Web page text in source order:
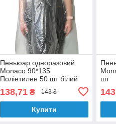
Пеньюар одноразовий
Monaco 90*135
Поліетилен 50 шт білий
138,71₴ 143 ₴
Купити
шт